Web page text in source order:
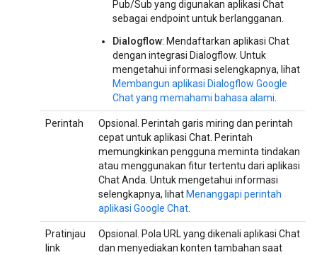
Pub/Sub yang digunakan aplikasi Chat
sebagai endpoint untuk berlangganan.
Dialogflow: Mendaftarkan aplikasi Chat
dengan integrasi Dialogflow. Untuk
mengetahui informasi selengkapnya, lihat
Membangun aplikasi Dialogflow Google
Chat yang memahami bahasa alami
Perintah
Opsional. Perintah garis miring dan perintah
cepat untuk aplikasi Chat. Perintah
memungkinkan pengguna meminta tindakan
atau menggunakan fitur tertentu dari aplikasi
Chat Anda. Untuk mengetahui informasi
selengkapnya, lihat Menanggapi perintah
aplikasi Google Chat
Pratinjau
link
Opsional. Pola URL yang dikenali aplikasi Chat
dan menyediakan konten tambahan saat